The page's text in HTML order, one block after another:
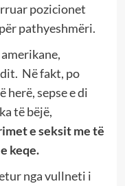
pozicionet
pathyeshmëri.
Në fakt, po
herë, sepse e di
të bëjë,
e seksit me të
keqe.
nga vullneti i